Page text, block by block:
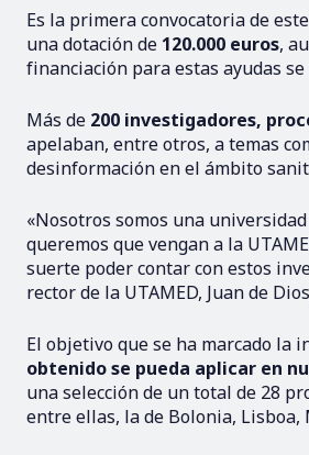
Es la primera convocatoria de
una dotación de 120.000 euros,
financiación para estas ayudas
Más de 200 investigadores,
apelaban, entre otros, a temas
desinformación en el ámbito
«Nosotros somos una
queremos que vengan a la
suerte poder contar con estos
rector de la UTAMED, Juan de
El objetivo que se ha marcado la
obtenido se pueda aplicar en
una selección de un total de 28
entre ellas, la de Bolonia,